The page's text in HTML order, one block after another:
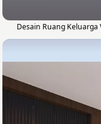
Desain Ruang Keluarga